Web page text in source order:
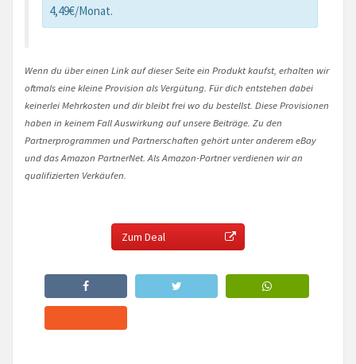
4,49€/Monat.
Wenn du über einen Link auf dieser Seite ein Produkt kaufst, erhalten wir
oftmals eine kleine Provision als Vergütung. Für dich entstehen dabei
keinerlei Mehrkosten und dir bleibt frei wo du bestellst. Diese Provisionen
haben in keinem Fall Auswirkung auf unsere Beiträge. Zu den
Partnerprogrammen und Partnerschaften gehört unter anderem eBay
und das Amazon PartnerNet. Als Amazon-Partner verdienen wir an
qualifizierten Verkäufen.
Zum Deal